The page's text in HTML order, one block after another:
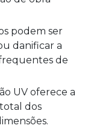
danificar a
de
dos